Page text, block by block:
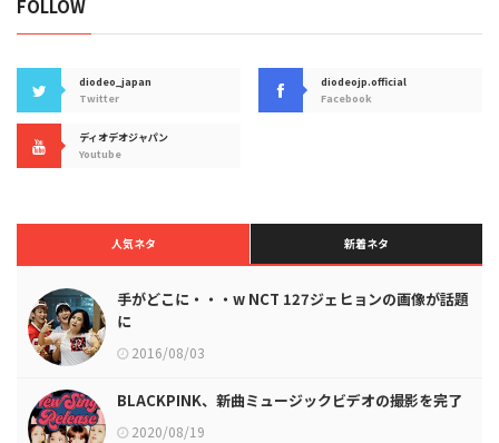
FOLLOW
diodeo_japan
Twitter
diodeojp.official
Facebook
ディオデオジャパン
Youtube
人気ネタ 新着ネタ
手がどこに・・・w NCT 127ジェヒョンの画像が話題
に
2016/08/03
BLACKPINK、新曲ミュージックビデオの撮影を完了
2020/08/19